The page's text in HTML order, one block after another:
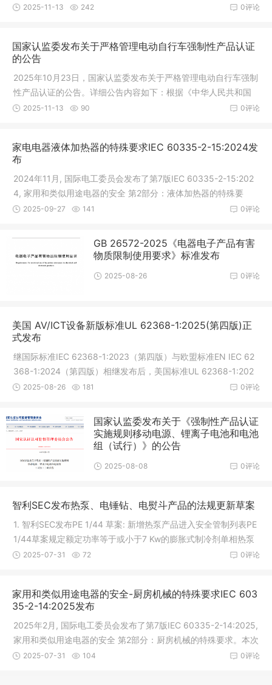
修订计划，工业和信息化部科技司组织完成了《移动电源安全技
0评论
2025-11-13 242
国家认监委发布关于严格管理电动自行车强制性产品认证
的公告
2025年10月23日，国家认监委发布关于严格管理电动自行车强制
性产品认证的公告。详细公告内容如下：根据《中华人民共和国
认证认可条例》和《工业和信息化部 公安部 市场监管总局 国家消
0评论
2025-11-13 90
家电电器液体加热器的特殊要求IEC 60335-2-15:2024发
布
2024年11月, 国际电工委员会发布了第7版IEC 60335-2-15:202
4, 家用和类似用途电器的安全 第2部分：液体加热器的特殊要
求。本次新发布的第7版IEC 60335-2-15:2024与上一版本对比,
0评论
2025-09-27 141
GB 26572-2025《电器电子产品有害
物质限制使用要求》标准发布
0评论
2025-08-26
美国 AV/ICT设备新版标准UL 62368-1:2025(第四版)正
式发布
继国际标准IEC 62368-1:2023（第四版）与欧盟标准EN IEC 62
368-1:2024（第四版）相继发布后，美国标准UL 62368-1:202
5（第四版）于2025年7月31日正式发布，并于当日被美国国家标
0评论
2025-08-26 181
国家认监委发布关于《强制性产品认证
实施规则移动电源、锂离子电池和电池
组（试行）》的公告
0评论
2025-08-08
智利SEC发布热泵、电锤钻、电熨斗产品的法规更新草案
1. 智利SEC发布PE 1/44 草案: 新增热泵产品进入安全管制列表PE
1/44草案规定额定功率等于或小于7 Kw的膨胀式制冷剂单相热泵
的安全认证要求。产品范围包括： - 用于家庭热水供应的热泵。 -
0评论
2025-07-31 72
家用和类似用途电器的安全-厨房机械的特殊要求IEC 603
35-2-14:2025发布
2025年2月, 国际电工委员会发布了第7版IEC 60335-2-14:2025,
家用和类似用途电器的安全 第2部分：厨房机械的特殊要求。本次
新发布的第7版IEC 60335-2-14: 2025与上一版本对比, 有较多关
0评论
2025-07-31 104